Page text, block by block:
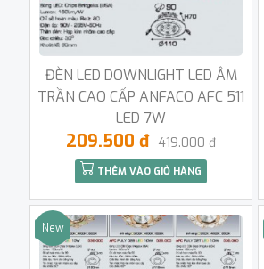
ĐÈN LED DOWNLIGHT LED ÂM
TRẦN CAO CẤP ANFACO AFC 511
LED 7W
209.500 đ 419.000 đ
THÊM VÀO GIỎ HÀNG
Sale
New